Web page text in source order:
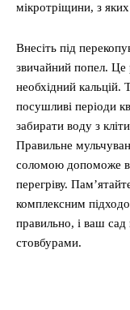
мікротріщини, з
Внесіть під
звичайний попел. Це
необхідний кальцій.
посушливі періоди
забирати воду з
Правильне
соломою допоможе
перегріву.
комплексним
правильно, і ваш
стовбурами.